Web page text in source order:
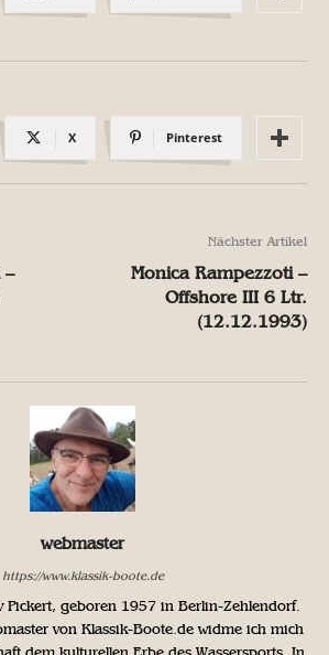
X Pinterest
–
Nächster Artikel
Monica Rampezzoti –
Offshore III 6 Ltr.
(12.12.1993)
webmaster
https://www.klassik-boote.de
Pickert, geboren 1957 in Berlin-Zehlendorf.
von Klassik-Boote.de widme ich mich